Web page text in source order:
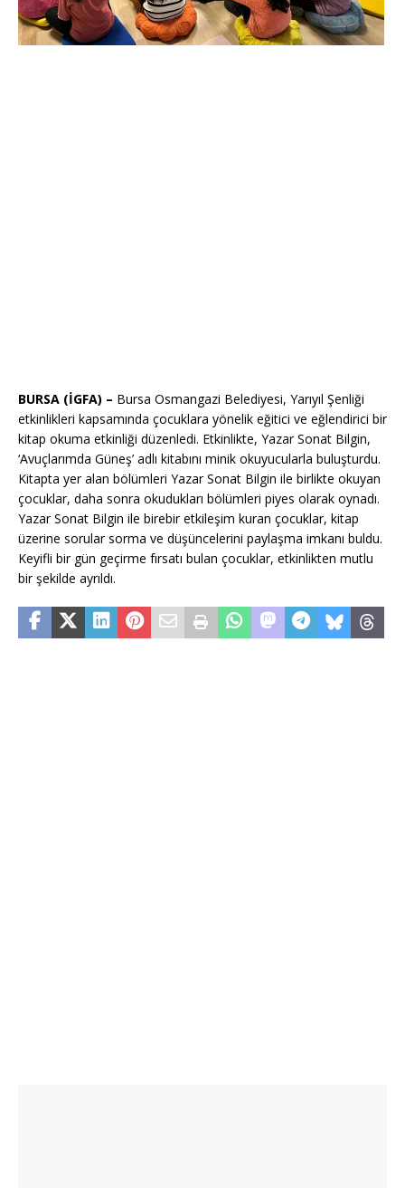
BURSA (İGFA) – Bursa Osmangazi Belediyesi, Yarıyıl Şenliği
etkinlikleri kapsamında çocuklara yönelik eğitici ve eğlendirici bir
kitap okuma etkinliği düzenledi. Etkinlikte, Yazar Sonat Bilgin,
‘Avuçlarımda Güneş’ adlı kitabını minik okuyucularla buluşturdu.
Kitapta yer alan bölümleri Yazar Sonat Bilgin ile birlikte okuyan
çocuklar, daha sonra okudukları bölümleri piyes olarak oynadı.
Yazar Sonat Bilgin ile birebir etkileşim kuran çocuklar, kitap
üzerine sorular sorma ve düşüncelerini paylaşma imkanı buldu.
Keyifli bir gün geçirme fırsatı bulan çocuklar, etkinlikten mutlu
bir şekilde ayrıldı.